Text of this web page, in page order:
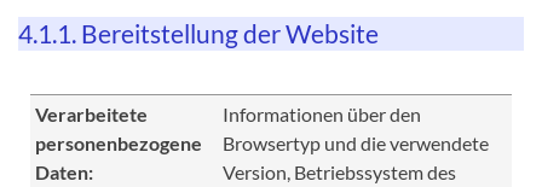
4.1.1. Bereitstellung der Website
Verarbeitete
personenbezogene
Daten:
Informationen über den
Browsertyp und die verwendete
Version, Betriebssystem des